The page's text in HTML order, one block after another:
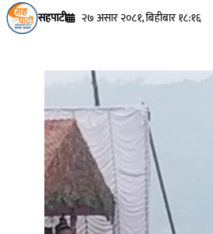
सहपाटी २७ असार २०८१, बिहीबार १८:१६